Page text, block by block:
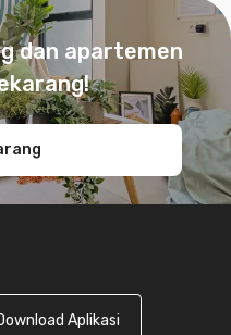
dan apartemen
Aplikasi